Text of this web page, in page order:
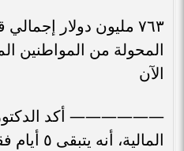
٧٦٣ مليون دولار
المحولة من المواطنين
الآن
—————— أكد الدكتور
المالية،